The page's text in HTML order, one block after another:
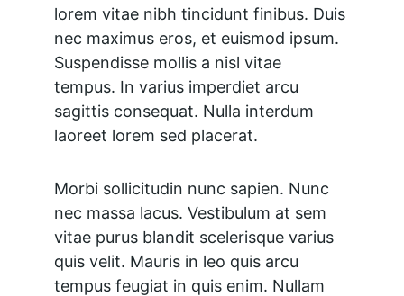
lorem vitae nibh tincidunt finibus. Duis
nec maximus eros, et euismod ipsum.
Suspendisse mollis a nisl vitae
tempus. In varius imperdiet arcu
sagittis consequat. Nulla interdum
laoreet lorem sed placerat.
Morbi sollicitudin nunc sapien. Nunc
nec massa lacus. Vestibulum at sem
vitae purus blandit scelerisque varius
quis velit. Mauris in leo quis arcu
tempus feugiat in quis enim. Nullam